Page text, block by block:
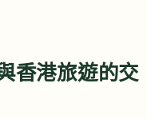
香港旅遊的交